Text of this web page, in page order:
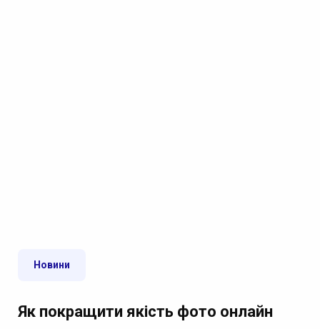
Новини
Як покращити якість фото онлайн